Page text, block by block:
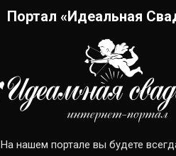
Портал «Идеальная
На нашем портале вы будете